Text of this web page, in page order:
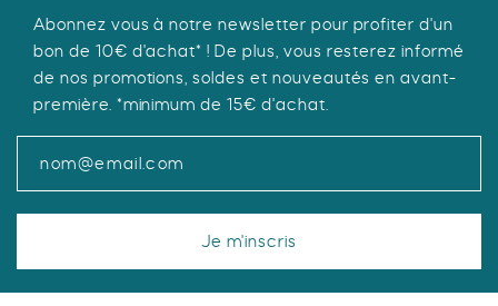
page
du
produit
Abonnez vous à notre newsletter pour profiter d'un
bon de 10€ d'achat* ! De plus, vous resterez informé
de nos promotions, soldes et nouveautés en avant-
première. *minimum de 15€ d'achat.
Je m'inscris